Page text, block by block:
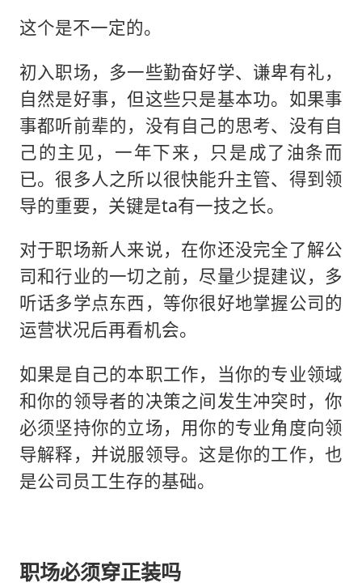
这个是不一定的。
初入职场，多一些勤奋好学、谦卑有礼，
自然是好事，但这些只是基本功。如果事
事都听前辈的，没有自己的思考、没有自
己的主见，一年下来，只是成了油条而
已。很多人之所以很快能升主管、得到领
导的重要，关键是ta有一技之长。
对于职场新人来说，在你还没完全了解公
司和行业的一切之前，尽量少提建议，多
听话多学点东西，等你很好地掌握公司的
运营状况后再看机会。
如果是自己的本职工作，当你的专业领域
和你的领导者的决策之间发生冲突时，你
必须坚持你的立场，用你的专业角度向领
导解释，并说服领导。这是你的工作，也
是公司员工生存的基础。
职场必须穿正装吗